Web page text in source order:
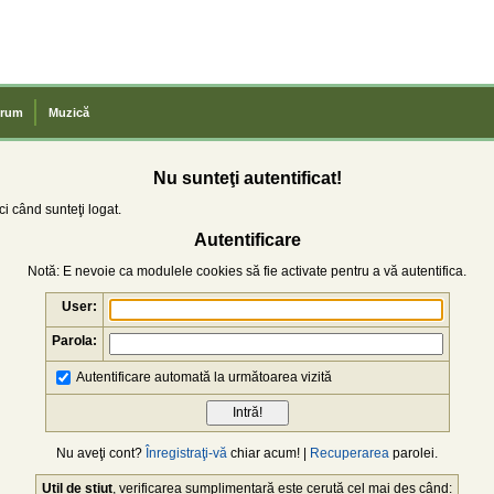
Muzică
Nu sunteţi autentificat!
când sunteţi logat.
Autentificare
Notă: E nevoie ca modulele cookies să fie activate pentru a vă autentifica.
User:
Parola:
Autentificare automată la următoarea vizită
Nu aveţi cont? Înregistraţi-vă chiar acum! | Recuperarea parolei.
Util de știut , verificarea sumplimentară este cerută cel mai des când: